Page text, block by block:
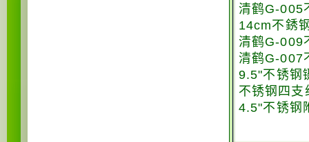
清鹤G-005
14cm不銹
清鹤G-009
清鹤G-007
9.5"不锈钢
不锈钢四
4.5"不锈钢